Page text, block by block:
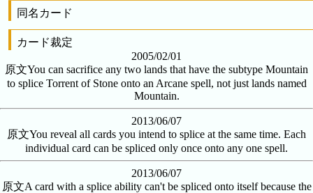
同名カード
カード裁定
2005/02/01
原文You can sacrifice any two lands that have the subtype Mountain
to splice Torrent of Stone onto an Arcane spell, not just lands named
Mountain.
2013/06/07
原文You reveal all cards you intend to splice at the same time. Each
individual card can be spliced only once onto any one spell.
2013/06/07
原文A card with a splice ability can't be spliced onto itself because the